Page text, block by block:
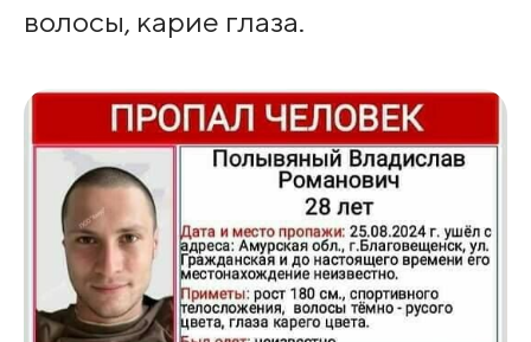
волосы, карие глаза.